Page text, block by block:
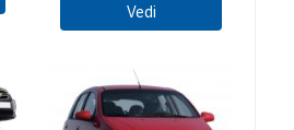
Vedi